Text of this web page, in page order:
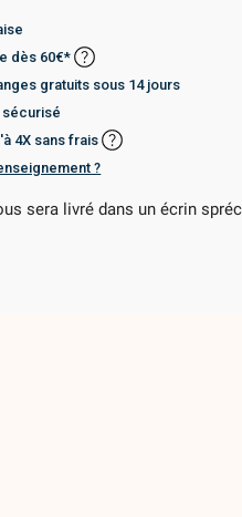
dès 60€*
gratuits sous 14 jours
sécurisé
4X sans frais
?
sera livré dans un écrin